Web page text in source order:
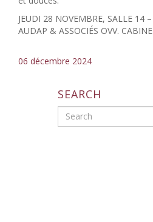
JEUDI 28 NOVEMBRE, SALLE 14
AUDAP & ASSOCIÉS OVV.
06 décembre 2024
SEARCH
Search